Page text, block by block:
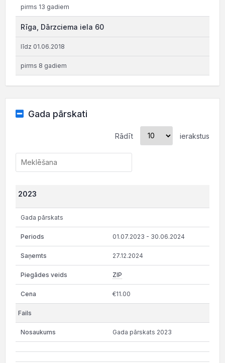
pirms 13 gadiem
Rīga, Dārzciema iela 60
līdz 01.06.2018
pirms 8 gadiem
Gada pārskati
Rādīt ierakstus
2023
Gada pārskats
01.07.2023 - 30.06.2024
27.12.2024
ZIP
€11.00
Gada pārskats 2023